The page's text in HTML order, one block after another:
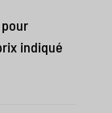
indiqué